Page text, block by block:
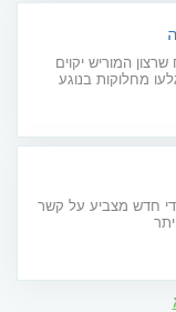
המוריש יקוים
מחלוקות בנוגע
ליזום אותה
חדש מצביע על קשר